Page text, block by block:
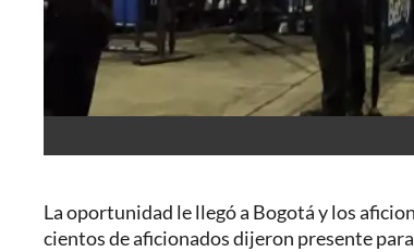
La oportunidad le llegó a Bogotá y los
cientos de aficionados dijeron presente